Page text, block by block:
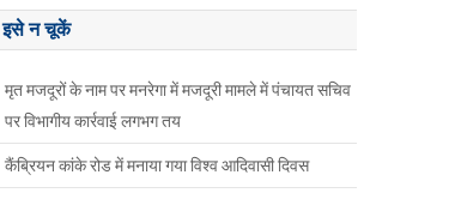
इसे न चूकें
मृत मजदूरों के नाम पर मनरेगा में मजदूरी मामले में पंचायत सचिव
पर विभागीय कार्रवाई लगभग तय
कैंब्रियन कांके रोड में मनाया गया विश्व आदिवासी दिवस